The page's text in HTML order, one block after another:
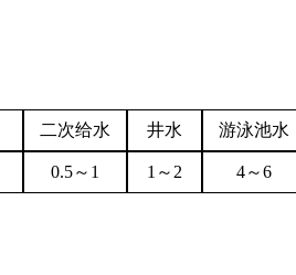
二次给水 井水 游泳池水
0.5～1 1～2 4～6